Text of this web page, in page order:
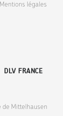
Mentions légales
DLV FRANCE
de Mittelhausen